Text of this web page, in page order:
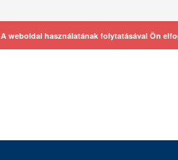
A weboldal használatának folytatásával Ön